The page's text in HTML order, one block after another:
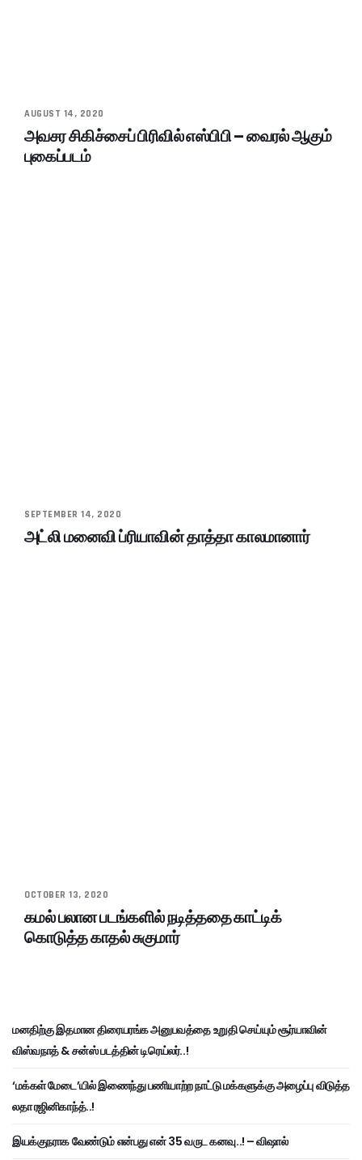
AUGUST 14, 2020
அவசர சிகிச்சைப் பிரிவில் எஸ்பிபி – வைரல் ஆகும்
புகைப்படம்
SEPTEMBER 14, 2020
அட்லி மனைவி ப்ரியாவின் தாத்தா காலமானார்
OCTOBER 13, 2020
கமல் பலான படங்களில் நடித்ததை காட்டிக்
கொடுத்த காதல் சுகுமார்
மனதிற்கு இதமான திரையரங்க அனுபவத்தை உறுதி செய்யும் சூர்யாவின்
விஸ்வநாத் & சன்ஸ் படத்தின் டிரெய்லர்..!
‘மக்கள் மேடை’யில் இணைந்து பணியாற்ற நாட்டு மக்களுக்கு அழைப்பு விடுத்த
லதா ரஜினிகாந்த்..!
இயக்குநராக வேண்டும் என்பது என் 35 வருட கனவு..! – விஷால்